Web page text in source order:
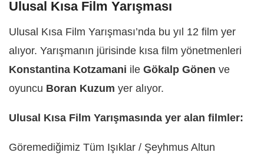
Ulusal Kısa Film Yarışması
Ulusal Kısa Film Yarışması’nda bu yıl 12 film yer
alıyor. Yarışmanın jürisinde kısa film yönetmenleri
Konstantina Kotzamani ile Gökalp Gönen ve
oyuncu Boran Kuzum yer alıyor.
Ulusal Kısa Film Yarışmasında yer alan filmler:
Göremediğimiz Tüm Işıklar / Şeyhmus Altun